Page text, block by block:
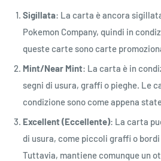
Sigillata: La carta è ancora
Pokemon Company, quindi in
queste carte sono carte
Mint/Near Mint: La carta è in
segni di usura, graffi o pieghe. Le
condizione sono come appena
Excellent (Eccellente): La carta
di usura, come piccoli graffi o
Tuttavia, mantiene comunque un